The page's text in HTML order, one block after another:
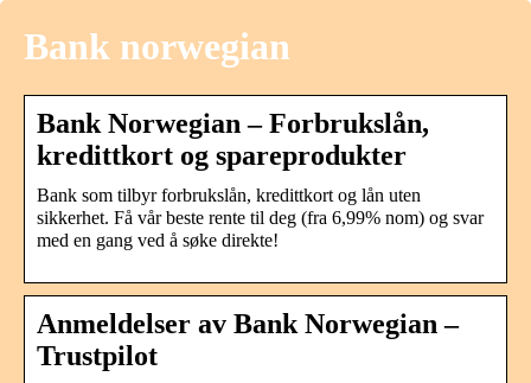
Bank norwegian
Bank Norwegian – Forbrukslån,
kredittkort og spareprodukter
Bank som tilbyr forbrukslån, kredittkort og lån uten
sikkerhet. Få vår beste rente til deg (fra 6,99% nom) og svar
med en gang ved å søke direkte!
Anmeldelser av Bank Norwegian –
Trustpilot